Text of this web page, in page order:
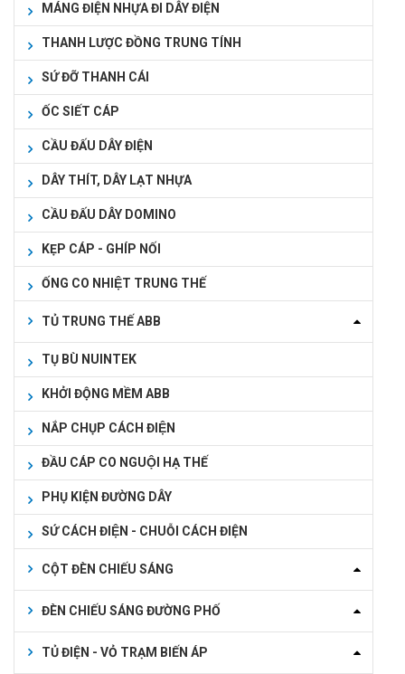
MÁNG ĐIỆN NHỰA ĐI DÂY ĐIỆN
THANH LƯỢC ĐỒNG TRUNG TÍNH
SỨ ĐỠ THANH CÁI
ỐC SIẾT CÁP
CẦU ĐẤU DÂY ĐIỆN
DÂY THÍT, DÂY LẠT NHỰA
CẦU ĐẤU DÂY DOMINO
KẸP CÁP - GHÍP NỐI
ỐNG CO NHIỆT TRUNG THẾ
TỦ TRUNG THẾ ABB
TỤ BÙ NUINTEK
KHỞI ĐỘNG MỀM ABB
NẮP CHỤP CÁCH ĐIỆN
ĐẦU CÁP CO NGUỘI HẠ THẾ
PHỤ KIỆN ĐƯỜNG DÂY
SỨ CÁCH ĐIỆN - CHUỖI CÁCH ĐIỆN
CỘT ĐÈN CHIẾU SÁNG
ĐÈN CHIẾU SÁNG ĐƯỜNG PHỐ
TỦ ĐIỆN - VỎ TRẠM BIẾN ÁP